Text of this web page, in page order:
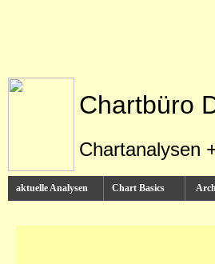
Chartbüro
Chartanalysen
aktuelle Analysen Chart Basics